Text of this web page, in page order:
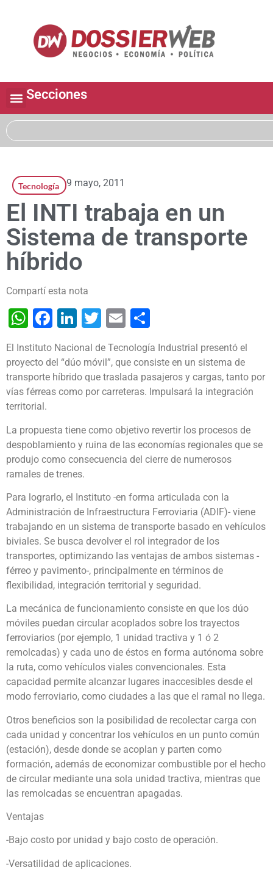
Secciones
Tecnología 9 mayo, 2011
El INTI trabaja en un
Sistema de transporte
híbrido
Compartí esta nota
WhatsApp
Facebook
LinkedIn
Twitter
Email
El Instituto Nacional de Tecnología Industrial presentó el
proyecto del “dúo móvil”, que consiste en un sistema de
transporte híbrido que traslada pasajeros y cargas, tanto por
vías férreas como por carreteras. Impulsará la integración
territorial.
La propuesta tiene como objetivo revertir los procesos de
despoblamiento y ruina de las economías regionales que se
produjo como consecuencia del cierre de numerosos
ramales de trenes.
Para lograrlo, el Instituto -en forma articulada con la
Administración de Infraestructura Ferroviaria (ADIF)- viene
trabajando en un sistema de transporte basado en vehículos
biviales. Se busca devolver el rol integrador de los
transportes, optimizando las ventajas de ambos sistemas -
férreo y pavimento-, principalmente en términos de
flexibilidad, integración territorial y seguridad.
La mecánica de funcionamiento consiste en que los dúo
móviles puedan circular acoplados sobre los trayectos
ferroviarios (por ejemplo, 1 unidad tractiva y 1 ó 2
remolcadas) y cada uno de éstos en forma autónoma sobre
la ruta, como vehículos viales convencionales. Esta
capacidad permite alcanzar lugares inaccesibles desde el
modo ferroviario, como ciudades a las que el ramal no llega.
Otros beneficios son la posibilidad de recolectar carga con
cada unidad y concentrar los vehículos en un punto común
(estación), desde donde se acoplan y parten como
formación, además de economizar combustible por el hecho
de circular mediante una sola unidad tractiva, mientras que
las remolcadas se encuentran apagadas.
Ventajas
-Bajo costo por unidad y bajo costo de operación.
-Versatilidad de aplicaciones.